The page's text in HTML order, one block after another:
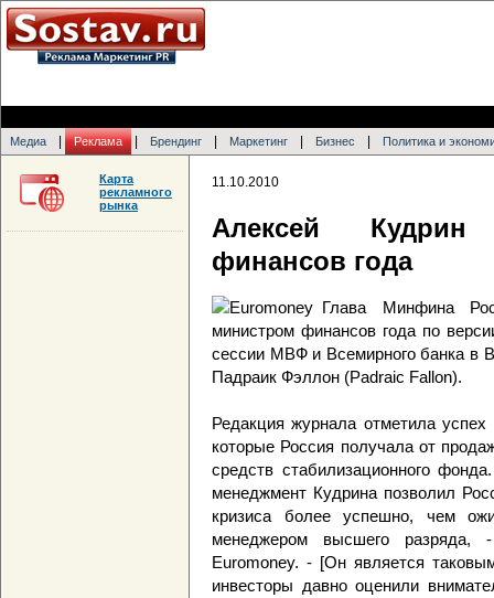
Медиа Реклама Брендинг Маркетинг Бизнес Политика и
11.10.2010
Алексей
финансов года
Глава Минфина
министром финансов года по
сессии МВФ и Всемирного банка в
Падраик Фэллон (Padraic Fallon).
Редакция журнала отметила
которые Россия получала от
средств стабилизационного
менеджмент Кудрина позволил
кризиса более успешно, чем
менеджером высшего разряда, -
Euromoney. - [Он является
инвесторы давно оценили
Карта
рекламного
рынка